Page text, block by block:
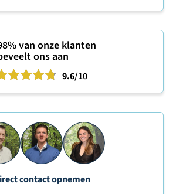
van onze klanten
ons aan
9.6/10
contact opnemen